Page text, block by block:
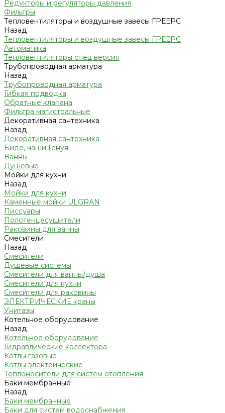
Редукторы и регуляторы давления
Фильтры
Тепловентиляторы и воздушные завесы ГРЕЕРС
Назад
Тепловентиляторы и воздушные завесы ГРЕЕРС
Автоматика
Тепловентиляторы спец версия
Трубопроводная арматура
Назад
Трубопроводная арматура
Гибкая подводка
Обратные клапана
Фильтра магистральные
Декоративная сантехника
Назад
Декоративная сантехника
Биде, чаши Генуя
Ванны
Душевые
Мойки для кухни
Назад
Мойки для кухни
Каменные мойки ULGRAN
Писсуары
Полотенцесушители
Раковины для ванны
Смесители
Назад
Смесители
Душевые системы
Смесители для ванны/душа
Смесители для кухни
Смесители для раковины
ЭЛЕКТРИЧЕСКИЕ краны
Унитазы
Котельное оборудование
Назад
Котельное оборудование
Гидравлические коллектора
Котлы газовые
Котлы электрические
Теплоносители для систем отопления
Баки мембранные
Назад
Баки мембранные
Баки для систем водоснабжения